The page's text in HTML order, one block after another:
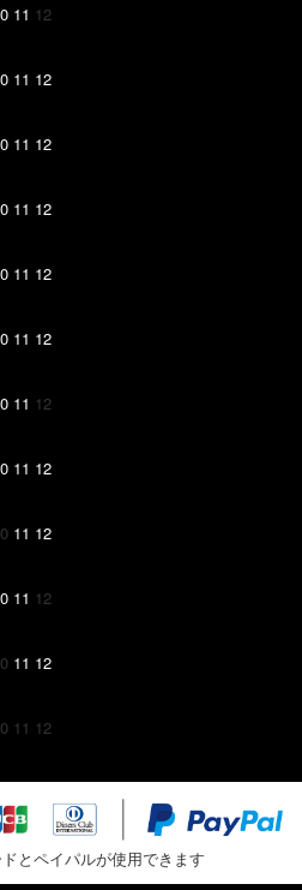
11 12
11 12
11 12
11 12
11 12
11 12
11 12
11 12
11 12
11 12
11 12
11 12
とペイパルが使用できます